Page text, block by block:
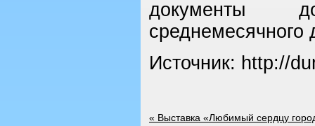
документы
Источник: http://
« Выставка «Любимый сердцу